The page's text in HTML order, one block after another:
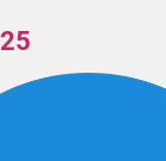
(TT im
Greifswald
Florian
im